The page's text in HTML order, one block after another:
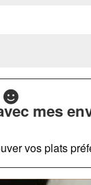
mes
vos plats